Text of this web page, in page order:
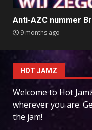
Anti-AZC nummer
9 months ago
HOT JAMZ
Welcome to Hot
wherever you are.
the jam!